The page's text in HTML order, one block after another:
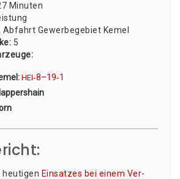
Minu­ten
Abfahrt Gewer­be­ge­biet Kemel
5
HEI‑8–19‑1
heu­ti­gen Ein­sat­zes bei einem Ver­